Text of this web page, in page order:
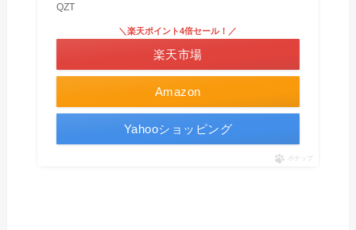
QZT
Amazon
＼楽天ポイント4倍セール！／
楽天市場
Yahooショッピング
ポチップ